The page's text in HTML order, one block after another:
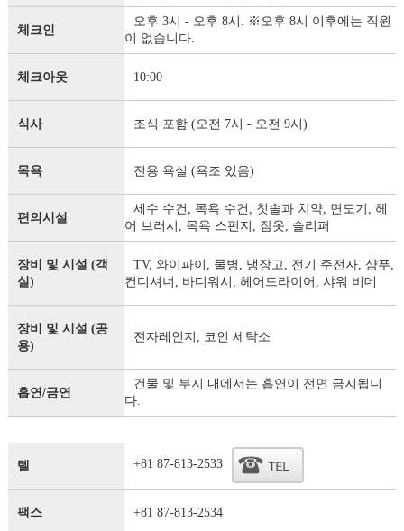
체크인
오후 3시 - 오후 8시. ※오후 8시 이후에는 직원
이 없습니다.
체크아웃 10:00
식사 조식 포함 (오전 7시 - 오전 9시)
목욕 전용 욕실 (욕조 있음)
편의시설
세수 수건, 목욕 수건, 칫솔과 치약, 면도기, 헤
어 브러시, 목욕 스펀지, 잠옷, 슬리퍼
장비 및 시설 (객
실)
TV, 와이파이, 물병, 냉장고, 전기 주전자, 샴푸,
컨디셔너, 바디워시, 헤어드라이어, 샤워 비데
장비 및 시설 (공
용)
전자레인지, 코인 세탁소
흡연/금연
건물 및 부지 내에서는 흡연이 전면 금지됩니
다.
텔 +81 87-813-2533
팩스 +81 87-813-2534